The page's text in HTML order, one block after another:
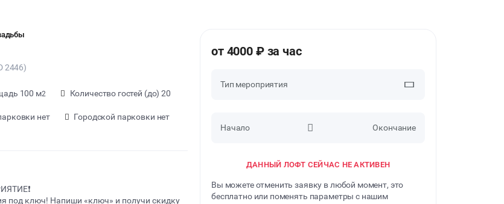
2446)
100 м2 Количество гостей (до) 20
нет Городской парковки нет
под ключ! Напиши «ключ» и получи скидку
от 4000 ₽ за час
Тип мероприятия
ДЕВИЧНИК
ДЕТСКИЕ ПРАЗДНИКИ
Начало Окончание
ДАННЫЙ ЛОФТ СЕЙЧАС НЕ АКТИВЕН
Вы можете отменить заявку в любой момент, это
бесплатно или поменять параметры с нашим